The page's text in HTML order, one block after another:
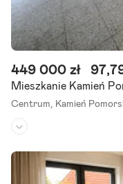
Mieszkanie Kamień
Centrum, Kamień
449 000 zł
Liczba pokoi:
Rok budowy: 1995